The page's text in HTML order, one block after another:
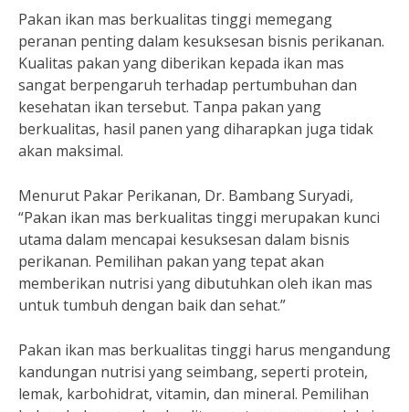
Pakan ikan mas berkualitas tinggi memegang
peranan penting dalam kesuksesan bisnis perikanan.
Kualitas pakan yang diberikan kepada ikan mas
sangat berpengaruh terhadap pertumbuhan dan
kesehatan ikan tersebut. Tanpa pakan yang
berkualitas, hasil panen yang diharapkan juga tidak
akan maksimal.
Menurut Pakar Perikanan, Dr. Bambang Suryadi,
“Pakan ikan mas berkualitas tinggi merupakan kunci
utama dalam mencapai kesuksesan dalam bisnis
perikanan. Pemilihan pakan yang tepat akan
memberikan nutrisi yang dibutuhkan oleh ikan mas
untuk tumbuh dengan baik dan sehat.”
Pakan ikan mas berkualitas tinggi harus mengandung
kandungan nutrisi yang seimbang, seperti protein,
lemak, karbohidrat, vitamin, dan mineral. Pemilihan